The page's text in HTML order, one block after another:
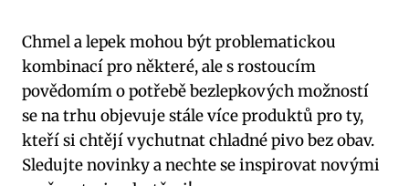
Chmel a lepek mohou být problematickou
kombinací pro některé, ale s rostoucím
povědomím o potřebě bezlepkových možností
se na trhu objevuje stále více produktů pro ty,
kteří si chtějí vychutnat chladné pivo bez obav.
Sledujte novinky a nechte se inspirovat novými